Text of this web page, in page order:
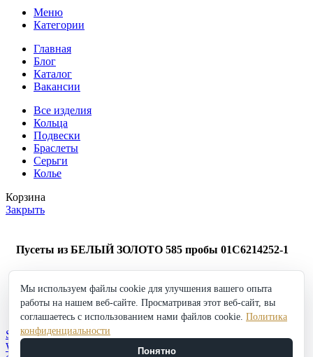
Меню
Категории
Главная
Блог
Каталог
Вакансии
Все изделия
Кольца
Подвески
Браслеты
Серьги
Колье
Корзина
Закрыть
Пусеты из БЕЛЫЙ ЗОЛОТО 585 пробы 01С6214252-1
Пусеты
из
БЕЛЫЙ
ЗОЛОТО
585
в корзину Купить
Добавить в избранное
Shop
Wishlist
Мы используем файлы cookie для улучшения вашего опыта
работы на нашем веб-сайте. Просматривая этот веб-сайт, вы
соглашаетесь с использованием нами файлов cookie. Политика
конфиденциальности
Понятно